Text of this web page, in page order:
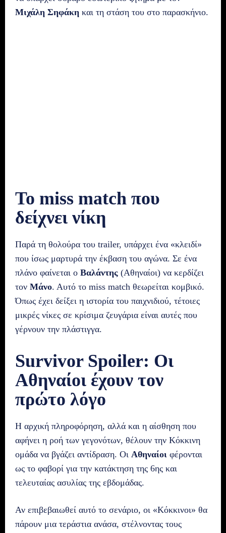
Μιχάλη Σηφάκη και τη στάση του στο παρασκήνιο.
Το miss match που
δείχνει νίκη
Παρά τη θολούρα του trailer, υπάρχει ένα «κλειδί»
που ίσως μαρτυρά την έκβαση του αγώνα. Σε ένα
πλάνο φαίνεται ο Βαλάντης (Αθηναίοι) να κερδίζει
τον Μάνο. Αυτό το miss match θεωρείται κομβικό.
Όπως έχει δείξει η ιστορία του παιχνιδιού, τέτοιες
μικρές νίκες σε κρίσιμα ζευγάρια είναι αυτές που
γέρνουν την πλάστιγγα.
Survivor Spoiler: Οι
Αθηναίοι έχουν τον
πρώτο λόγο
Η αρχική πληροφόρηση, αλλά και η αίσθηση που
αφήνει η ροή των γεγονότων, θέλουν την Κόκκινη
ομάδα να βγάζει αντίδραση. Οι Αθηναίοι φέρονται
ως το φαβορί για την κατάκτηση της 6ης και
τελευταίας ασυλίας της εβδομάδας.
Αν επιβεβαιωθεί αυτό το σενάριο, οι «Κόκκινοι» θα
πάρουν μια τεράστια ανάσα, στέλνοντας τους